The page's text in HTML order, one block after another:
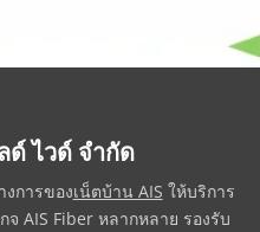
ด์ ไวด์ จำกัด
งการของเน็ตบ้าน AIS ให้บริการ
AIS Fiber หลากหลาย รองรับ